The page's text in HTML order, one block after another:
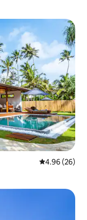
คะแนนเฉลี่ย
4.96 (26)